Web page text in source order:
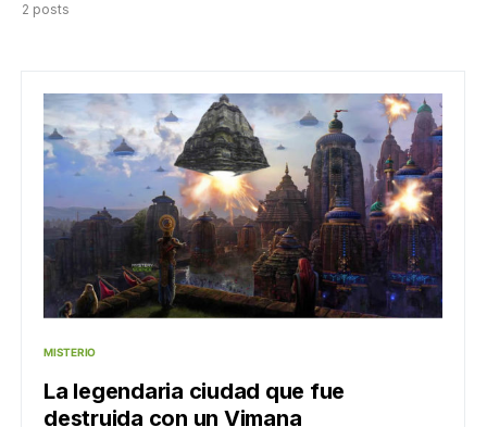
2 posts
MISTERIO
La legendaria ciudad que fue
destruida con un Vimana